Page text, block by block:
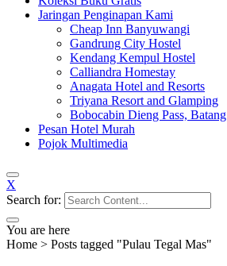
Jaringan Penginapan Kami
Cheap Inn Banyuwangi
Gandrung City Hostel
Kendang Kempul Hostel
Calliandra Homestay
Anagata Hotel and Resorts
Triyana Resort and Glamping
Bobocabin Dieng Pass, Batang
Pesan Hotel Murah
Pojok Multimedia
X
Search for:
You are here
Home > Posts tagged "Pulau Tegal Mas"